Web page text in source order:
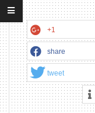
+1
share
tweet